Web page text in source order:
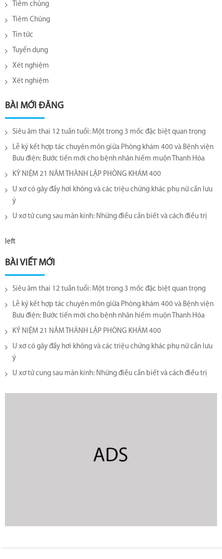
Tiêm chủng
Tiêm Chủng
Tin tức
Tuyển dụng
Xét nghiệm
Xét nghiệm
BÀI MỚI ĐĂNG
Siêu âm thai 12 tuần tuổi: Một trong 3 mốc đặc biệt quan trọng
Lễ ký kết hợp tác chuyên môn giữa Phòng khám 400 và Bệnh viện
Bưu điện: Bước tiến mới cho bệnh nhân hiếm muộn Thanh Hóa
KỶ NIỆM 21 NĂM THÀNH LẬP PHÒNG KHÁM 400
U xơ có gây đầy hơi không và các triệu chứng khác phụ nữ cần lưu
ý
U xơ tử cung sau mãn kinh: Những điều cần biết và cách điều trị
left
BÀI VIẾT MỚI
Siêu âm thai 12 tuần tuổi: Một trong 3 mốc đặc biệt quan trọng
Lễ ký kết hợp tác chuyên môn giữa Phòng khám 400 và Bệnh viện
Bưu điện: Bước tiến mới cho bệnh nhân hiếm muộn Thanh Hóa
KỶ NIỆM 21 NĂM THÀNH LẬP PHÒNG KHÁM 400
U xơ có gây đầy hơi không và các triệu chứng khác phụ nữ cần lưu
ý
U xơ tử cung sau mãn kinh: Những điều cần biết và cách điều trị